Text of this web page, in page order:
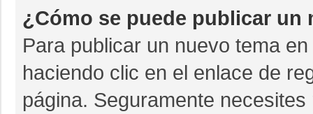
¿Cómo se puede publicar un
Para publicar un nuevo tema
haciendo clic en el enlace de
página. Seguramente